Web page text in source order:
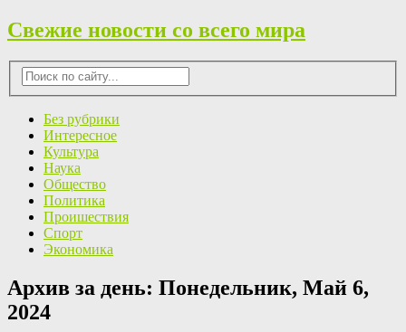
Свежие новости со всего мира
Без рубрики
Интересное
Культура
Наука
Общество
Политика
Проишествия
Спорт
Экономика
Архив за день: Понедельник, Май 6,
2024